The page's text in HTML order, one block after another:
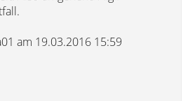
am 19.03.2016 15:59